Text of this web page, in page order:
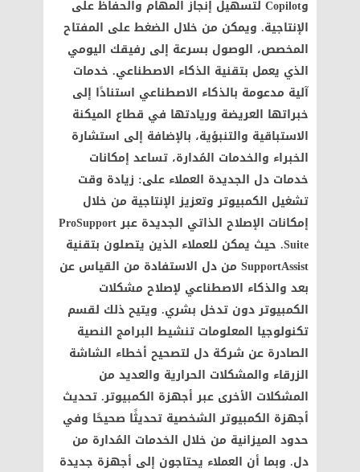
وCopilot لتسهيل إنجاز المهام والحفاظ على
الإنتاجية. ويمكن من خلال الضغط على المفتاح
المخصص، الوصول بسرعة إلى رفيقك اليومي
الذي يعمل بتقنية الذكاء الاصطناعي. خدمات
آلية مدعومة بالذكاء الاصطناعي استنادًا إلى
خبراتها العريضة وريادتها في قطاع الميكنة
الاستباقية والتنبؤية، بالإضافة إلى استشارة
الخبراء والخدمات المُدارة، تساعد إمكانات
خدمات دل الجديدة العملاء على: زيادة وقت
تشغيل الكمبيوتر وتعزيز الإنتاجية من خلال
إمكانات الإصلاح الذاتي الجديدة عبر ProSupport
Suite. حيث يمكن للعملاء الذين يتصلون بتقنية
SupportAssist من دل الاستفادة من القياس عن
بعد والذكاء الاصطناعي لإصلاح مشكلات
الكمبيوتر دون تدخل بشري. ويتيح ذلك لقسم
تكنولوجيا المعلومات تنشيط البرامج النصية
الصادرة عن شركة دل لتصحيح أخطاء الشاشة
الزرقاء والمشكلات الحرارية والعديد من
المشكلات الأخرى عبر أجهزة الكمبيوتر. تحديث
أجهزة الكمبيوتر الشخصية تحديثًا صحيحًا وفي
حدود الميزانية من خلال الخدمات المُدارة من
دل. وبما أن العملاء يحتاجون إلى أجهزة جديدة